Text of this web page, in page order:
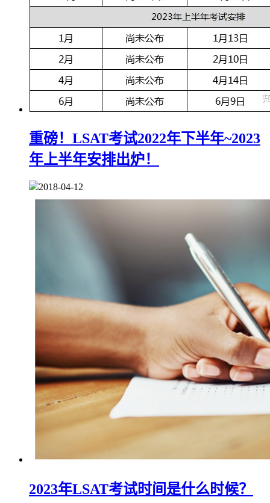
重磅！LSAT考试2022年下半年~2023
年上半年安排出炉！
2018-04-12
2023年LSAT考试时间是什么时候？